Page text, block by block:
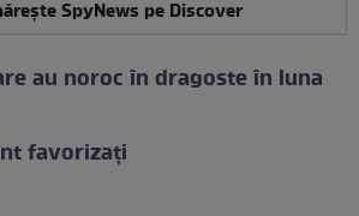
SpyNews pe Discover
au noroc în dragoste în luna
favorizați